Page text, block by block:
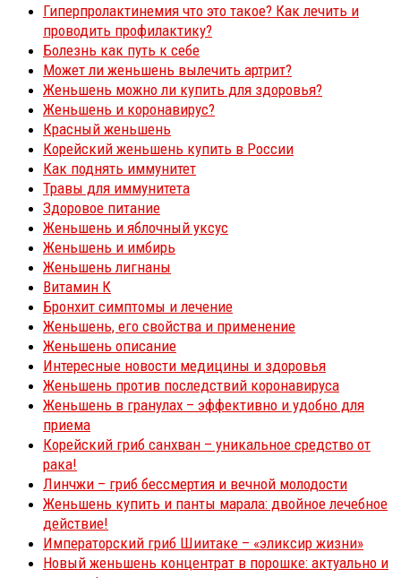
Гиперпролактинемия что это такое? Как лечить и
проводить профилактику?
Болезнь как путь к себе
Может ли женьшень вылечить артрит?
Женьшень можно ли купить для здоровья?
Женьшень и коронавирус?
Красный женьшень
Корейский женьшень купить в России
Как поднять иммунитет
Травы для иммунитета
Здоровое питание
Женьшень и яблочный уксус
Женьшень и имбирь
Женьшень лигнаны
Витамин К
Бронхит симптомы и лечение
Женьшень, его свойства и применение
Женьшень описание
Интересные новости медицины и здоровья
Женьшень против последствий коронавируса
Женьшень в гранулах – эффективно и удобно для
приема
Корейский гриб санхван – уникальное средство от
рака!
Линчжи – гриб бессмертия и вечной молодости
Женьшень купить и панты марала: двойное лечебное
действие!
Императорский гриб Шиитаке – «эликсир жизни»
Новый женьшень концентрат в порошке: актуально и